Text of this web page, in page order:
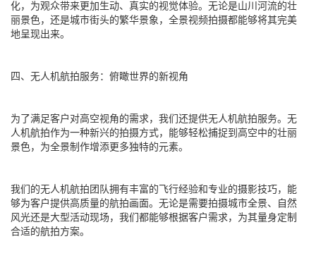
化，为观众带来更加生动、真实的视觉体验。无论是山川河流的壮
丽景色，还是城市街头的繁华景象，全景视频拍摄都能够将其完美
地呈现出来。
四、无人机航拍服务：俯瞰世界的新视角
为了满足客户对高空视角的需求，我们还提供无人机航拍服务。无
人机航拍作为一种新兴的拍摄方式，能够轻松捕捉到高空中的壮丽
景色，为全景制作增添更多独特的元素。
我们的无人机航拍团队拥有丰富的飞行经验和专业的摄影技巧，能
够为客户提供高质量的航拍画面。无论是需要拍摄城市全景、自然
风光还是大型活动现场，我们都能够根据客户需求，为其量身定制
合适的航拍方案。